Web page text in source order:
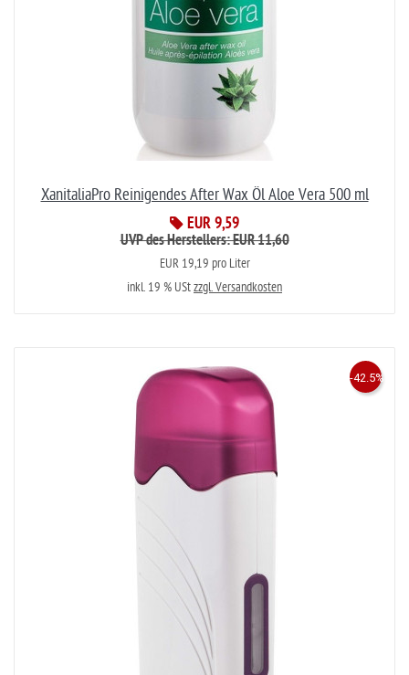
XanitaliaPro Reinigendes After Wax Öl Aloe Vera 500 ml
EUR 9,59
UVP des Herstellers: EUR 11,60
EUR 19,19 pro Liter
inkl. 19 % UStzzgl. Versandkosten
-42.5%